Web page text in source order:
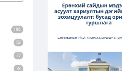
186
53
77
78